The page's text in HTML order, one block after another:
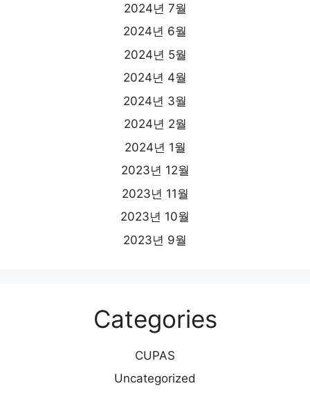
2024년 7월
2024년 6월
2024년 5월
2024년 4월
2024년 3월
2024년 2월
2024년 1월
2023년 12월
2023년 11월
2023년 10월
2023년 9월
Categories
CUPAS
Uncategorized